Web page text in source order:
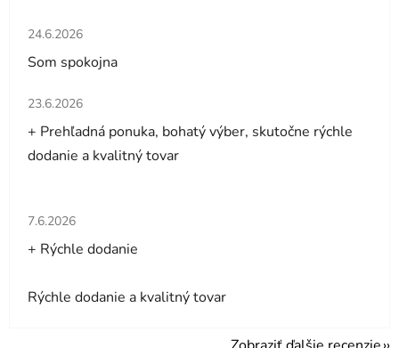
Hodnotenie obchodu je 5 z 5 hviezdičiek.
24.6.2026
Som spokojna
Hodnotenie obchodu je 5 z 5 hviezdičiek.
23.6.2026
+ Prehľadná ponuka, bohatý výber, skutočne rýchle
dodanie a kvalitný tovar
Hodnotenie obchodu je 5 z 5 hviezdičiek.
7.6.2026
+ Rýchle dodanie
Rýchle dodanie a kvalitný tovar